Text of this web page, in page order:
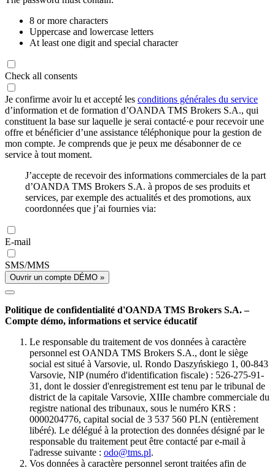
8 or more characters
Uppercase and lowercase letters
At least one digit and special character
Check all consents
Je confirme avoir lu et accepté les conditions générales du service
d’information et de formation d’OANDA TMS Brokers S.A., qui
constituent la base sur laquelle je serai contacté·e pour recevoir une
offre et bénéficier d’une assistance téléphonique pour la gestion de
mon compte. Je comprends que je peux me désabonner de ce
service à tout moment.
J’accepte de recevoir des informations commerciales de la part
d’OANDA TMS Brokers S.A. à propos de ses produits et
services, par exemple des actualités et des promotions, aux
coordonnées que j’ai fournies via:
E-mail
SMS/MMS
Ouvrir un compte DÉMO »
Politique de confidentialité d'OANDA TMS Brokers S.A. –
Compte démo, informations et service éducatif
Le responsable du traitement de vos données à caractère
personnel est OANDA TMS Brokers S.A., dont le siège
social est situé à Varsovie, ul. Rondo Daszyńskiego 1, 00-843
Varsovie, NIP (numéro d'identification fiscale) : 526-275-91-
31, dont le dossier d'enregistrement est tenu par le tribunal de
district de la capitale Varsovie, XIIIe chambre commerciale du
registre national des tribunaux, sous le numéro KRS :
0000204776, capital social de 3 537 560 PLN (entièrement
libéré). Le délégué à la protection des données désigné par le
responsable du traitement peut être contacté par e-mail à
l'adresse suivante : odo@tms.pl.
Vos données à caractère personnel seront traitées afin de